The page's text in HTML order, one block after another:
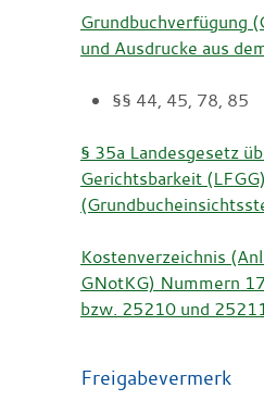
Grundbuchverfügung
und Ausdrucke aus
§§ 44, 45, 78, 85
§ 35a Landesgesetz
Gerichtsbarkeit (LFGG)
Kostenverzeichnis
GNotKG) Nummern
bzw. 25210 und
Freigabevermerk